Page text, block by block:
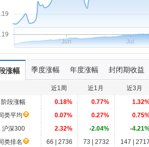
Jun Jul
涨幅 季度涨幅 年度涨幅 封闭期收益
近1周 近1月 近3月
阶段涨幅
0.18% 0.77%
类平均
0.07% 0.27%
沪深300
2.32% -2.04% -
类排名
66 | 2736 73 | 2732 147 | 2717